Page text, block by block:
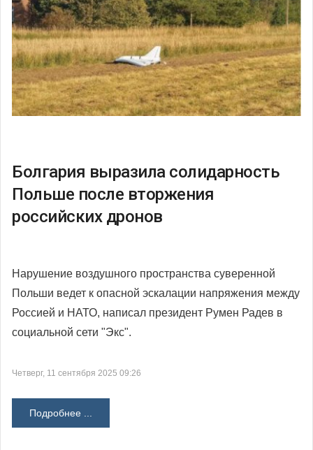
Болгария выразила солидарность
Польше после вторжения
российских дронов
Нарушение воздушного пространства суверенной
Польши ведет к опасной эскалации напряжения между
Россией и НАТО, написал президент Румен Радев в
социальной сети "Экс".
Четверг, 11 сентября 2025 09:26
Подробнее ...